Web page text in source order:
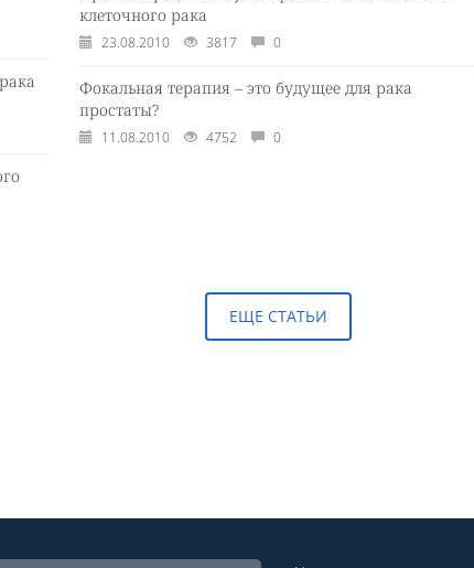
клеточного рака
23.08.2010 3817 0
Фокальная терапия – это будущее для рака
простаты?
11.08.2010 4752 0
ЕЩЕ СТАТЬИ